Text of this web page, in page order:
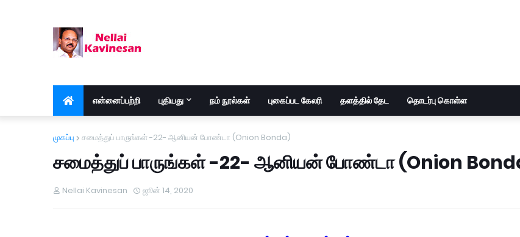
என்னைப்பற்றி புதியது நம் நூல்கள் புகைப்பட கேலரி தளத்தில் தேட தொடர்பு கொள்ள
முகப்பு சமைத்துப் பாருங்கள் -22- ஆனியன் போண்டா (Onion Bonda)
சமைத்துப் பாருங்கள் -22- ஆனியன் போண்டா (Onion
Nellai Kavinesan ஜூன் 14, 2020